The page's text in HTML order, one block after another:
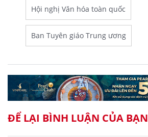
Hội nghị Văn hóa toàn quốc
Ban Tuyên giáo Trung ương
ĐỂ LẠI BÌNH LUẬN CỦA BẠN